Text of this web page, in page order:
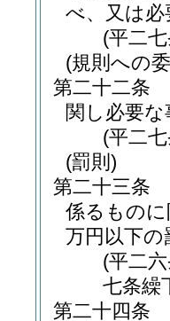
べ、又は
(平二
(規則への
第二十二条
関し必要
(平二
(罰則)
第二十三条
係るもの
万円以下
(平二
七条繰
第二十四条